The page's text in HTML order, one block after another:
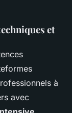
et
à
avec